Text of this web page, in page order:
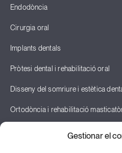
Gestionar el
Endodòncia
Cirurgia oral
Implants dentals
Pròtesi dental i rehabilitació oral
Disseny del somriure i estètica
Ortodòncia i rehabilitació